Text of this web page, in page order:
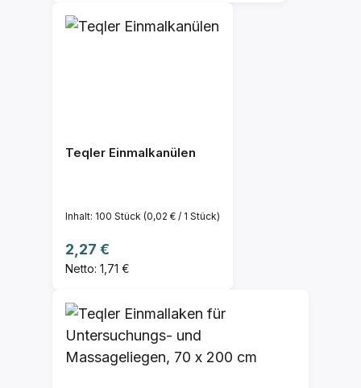
Teqler Einmalkanülen
Inhalt: 100 Stück (0,02 € / 1 Stück)
Regulärer Preis:
2,27 €
Netto: 1,71 €